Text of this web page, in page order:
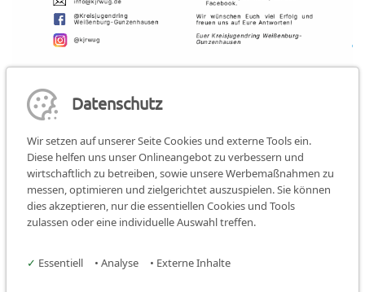
Teilen: teilen teilen teilen
Instagram
Kreisjugendring Weißenburg-
Gunzenhausen
Datenschutz
Wir setzen auf unserer Seite Cookies und externe Tools ein.
Diese helfen uns unser Onlineangebot zu verbessern und
wirtschaftlich zu betreiben, sowie unsere Werbemaßnahmen zu
messen, optimieren und zielgerichtet auszuspielen. Sie können
dies akzeptieren, nur die essentiellen Cookies und Tools
zulassen oder eine individuelle Auswahl treffen.
✓ Essentiell • Analyse • Externe Inhalte